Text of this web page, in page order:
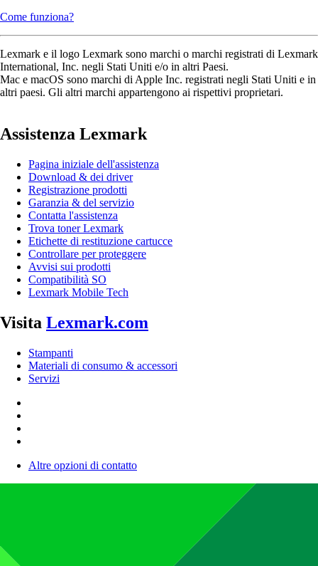
Come funziona?
Lexmark e il logo Lexmark sono marchi o marchi registrati di Lexmark
International, Inc. negli Stati Uniti e/o in altri Paesi.
Mac e macOS sono marchi di Apple Inc. registrati negli Stati Uniti e in
altri paesi. Gli altri marchi appartengono ai rispettivi proprietari.
Assistenza Lexmark
Pagina iniziale dell'assistenza
Download & dei driver
Registrazione prodotti
Garanzia & del servizio
Contatta l'assistenza
Trova toner Lexmark
Etichette di restituzione cartucce
Controllare per proteggere
Avvisi sui prodotti
Compatibilità SO
Lexmark Mobile Tech
Visita Lexmark.com
Stampanti
Materiali di consumo & accessori
Servizi
Altre opzioni di contatto